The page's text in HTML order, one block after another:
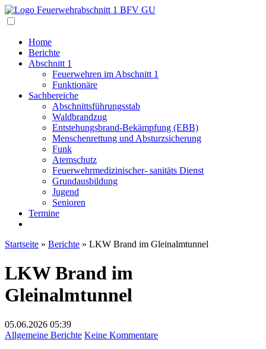
Home
Berichte
Abschnitt 1
Feuerwehren im Abschnitt 1
Funktionäre
Sachbereiche
Abschnittsführungsstab
Waldbrandzug
Entstehungsbrand-Bekämpfung (EBB)
Menschenrettung und Absturzsicherung
Funk
Atemschutz
Feuerwehrmedizinischer- sanitäts Dienst
Grundausbildung
Jugend
Senioren
Termine
Startseite » Berichte » LKW Brand im Gleinalmtunnel
LKW Brand im
Gleinalmtunnel
05.06.2026 05:39
Allgemeine Berichte Keine Kommentarezu